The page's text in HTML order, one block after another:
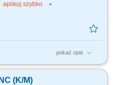
aplikuj szybko
pokaż opis
i nadzór nad pracą maszyn CNC
elementów zgodnie z
(K/M)